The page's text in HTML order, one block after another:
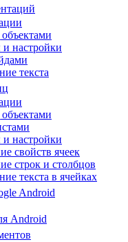
настройки
текста
настройки
свойств ячеек
строк и столбцов
текста в ячейках
Android
Android